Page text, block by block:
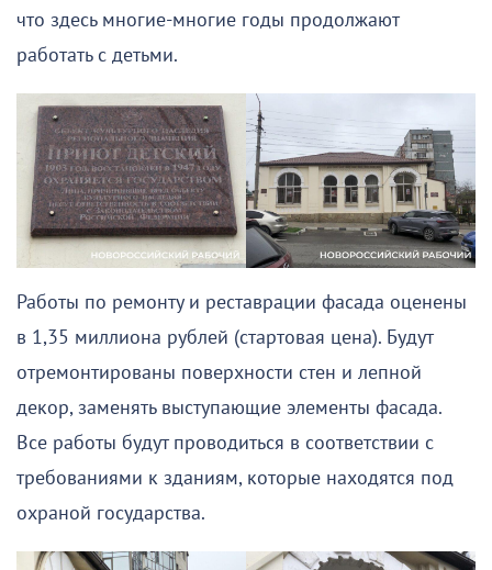
что здесь многие-многие годы продолжают
работать с детьми.
Работы по ремонту и реставрации фасада оценены
в 1,35 миллиона рублей (стартовая цена). Будут
отремонтированы поверхности стен и лепной
декор, заменять выступающие элементы фасада.
Все работы будут проводиться в соответствии с
требованиями к зданиям, которые находятся под
охраной государства.